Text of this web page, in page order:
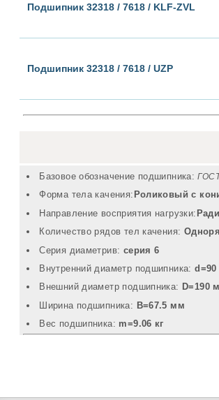
Подшипник 32318 / 7618 / KLF-ZVL
Подшипник 32318 / 7618 / UZP
Базовое обозначение подшипника:
Форма тела качения: Роликовый с
Направление восприятия нагрузки:
Количество рядов тел качения:
Серия диаметрив: серия 6
Внутренний диаметр подшипника:
Внешний диаметр подшипника: D=190
Ширина подшипника: B=67.5 мм
Вec подшипника: m=9.06 кг